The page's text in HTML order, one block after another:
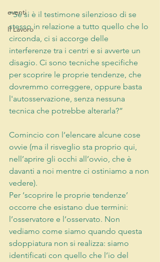
eventi
Il Lavoro
“Se si è il testimone silenzioso di se
stesso in relazione a tutto quello che lo
circonda, ci si accorge delle
interferenze tra i centri e si avverte un
disagio. Ci sono tecniche specifiche
per scoprire le proprie tendenze, che
dovremmo correggere, oppure basta
l'autosservazione, senza nessuna
tecnica che potrebbe alterarla?”
Comincio con l’elencare alcune cose
ovvie (ma il risveglio sta proprio qui,
nell’aprire gli occhi all’ovvio, che è
davanti a noi mentre ci ostiniamo a non
vedere).
Per ‘scoprire le proprie tendenze’
occorre che esistano due termini:
l’osservatore e l’osservato. Non
vediamo come siamo quando questa
sdoppiatura non si realizza: siamo
identificati con quello che l’io del